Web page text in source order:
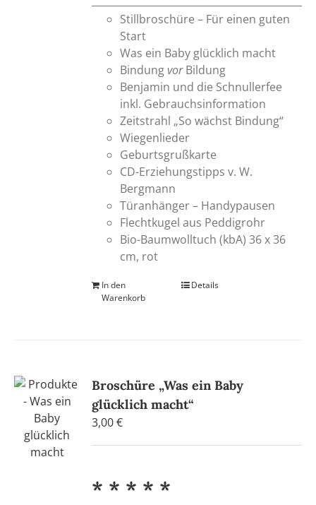
Stillbroschüre – Für einen guten
Start
Was ein Baby glücklich macht
BindungvorBildung
Benjamin und die Schnullerfee
inkl. Gebrauchsinformation
Zeitstrahl „So wächst Bindung“
Wiegenlieder
Geburtsgrußkarte
CD-Erziehungstipps v. W.
Bergmann
Türanhänger – Handypausen
Flechtkugel aus Peddigrohr
Bio-Baumwolltuch (kbA) 36 x 36
cm, rot
In den
Warenkorb
Details
Broschüre „Was ein Baby
glücklich macht“
3,00€
* * * * *